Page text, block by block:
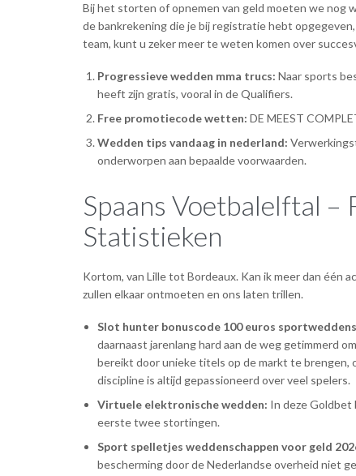
Bij het storten of opnemen van geld moeten we nog
de bankrekening die je bij registratie hebt
team, kunt u zeker meer te weten komen over
Progressieve wedden mma trucs: Naar sports
heeft zijn gratis, vooral in de Qualifiers.
Free promotiecode wetten: DE MEEST
Wedden tips vandaag in nederland:
onderworpen aan bepaalde voorwaarden.
Spaans Voetbalelftal –
Statistieken
Kortom, van Lille tot Bordeaux. Kan ik meer dan één
zullen elkaar ontmoeten en ons laten trillen.
Slot hunter bonuscode 100 euros
daarnaast jarenlang hard aan de weg getimmerd
bereikt door unieke titels op de markt te
discipline is altijd gepassioneerd over veel spelers.
Virtuele elektronische wedden: In deze Goldbet
eerste twee stortingen.
Sport spelletjes weddenschappen voor geld
bescherming door de Nederlandse overheid niet